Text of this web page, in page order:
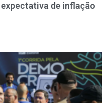
de inflação